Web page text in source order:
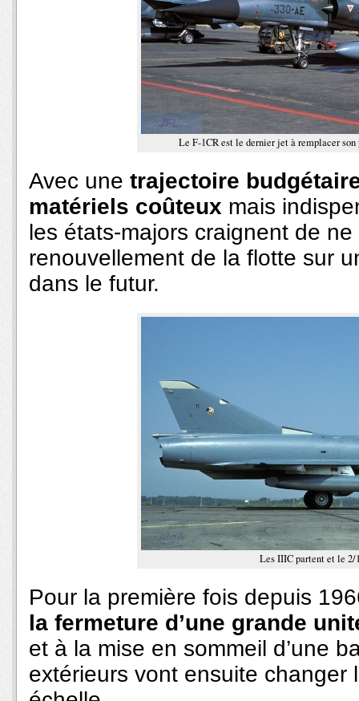
Le F-1CR est le dernier jet à remplacer son
Avec une trajectoire
matériels coûteux mais
les états-majors craignent de
renouvellement de la flotte sur
dans le futur.
Les IIIC partent et le 2/
Pour la première fois depuis
la fermeture d’une grande
et à la mise en sommeil d’une
extérieurs vont ensuite